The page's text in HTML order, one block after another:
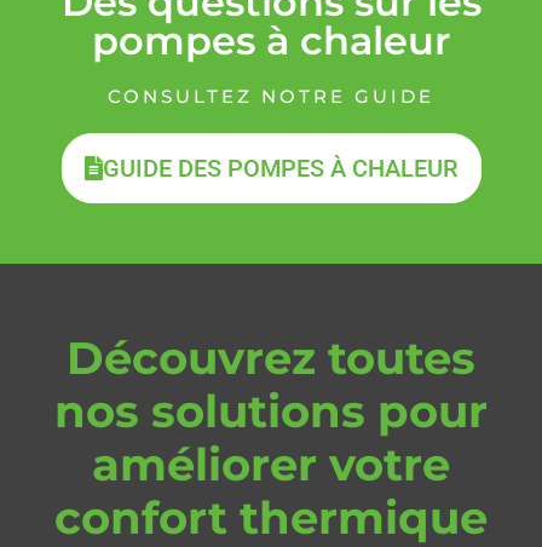
pompes à chaleur
CONSULTEZ NOTRE GUIDE
GUIDE DES POMPES À CHALEUR
Découvrez toutes
nos solutions pour
améliorer votre
confort thermique